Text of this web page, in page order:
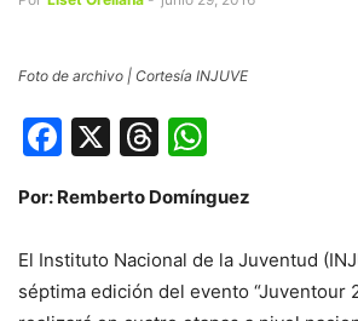
Foto de archivo | Cortesía INJUVE
Facebook
X Threads
Por: Remberto Domínguez
El Instituto Nacional de la Juventud
séptima edición del evento “Juventour